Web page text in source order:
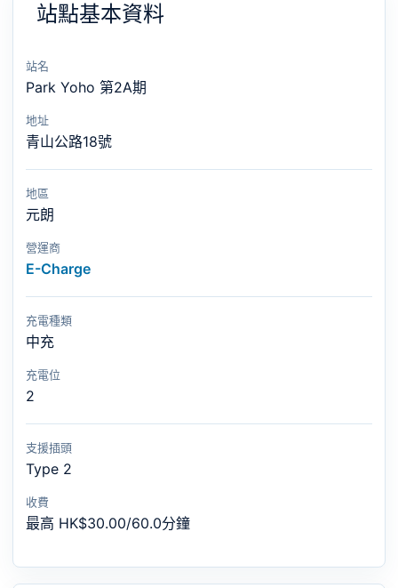
站點基本資料
站名
Park Yoho 第2A期
地址
青山公路18號
地區
元朗
營運商
E-Charge
充電種類
中充
充電位
2
支援插頭
Type 2
收費
最高 HK$30.00/60.0分鐘